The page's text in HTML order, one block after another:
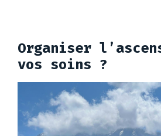
Organiser
vos soins ?